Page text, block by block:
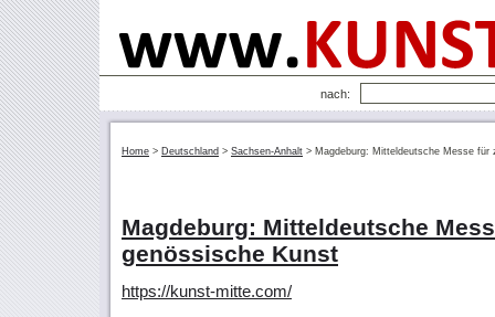
nach:
Home > Deutschland > Sachsen-Anhalt > Magdeburg: Mittel­deutsche Messe für
Magdeburg: Mittel­deutsche
genössische Kunst
https://kunst-mitte.com/